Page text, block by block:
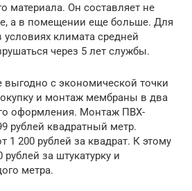
материала. Он составляет не
а в помещении еще больше. Для
климата средней
через 5 лет службы.
с экономической точки
и монтаж мембраны в два
оформления. Монтаж ПВХ-
рублей квадратный метр.
1 200 рублей за квадрат. К этому
за штукатурку и
метра.